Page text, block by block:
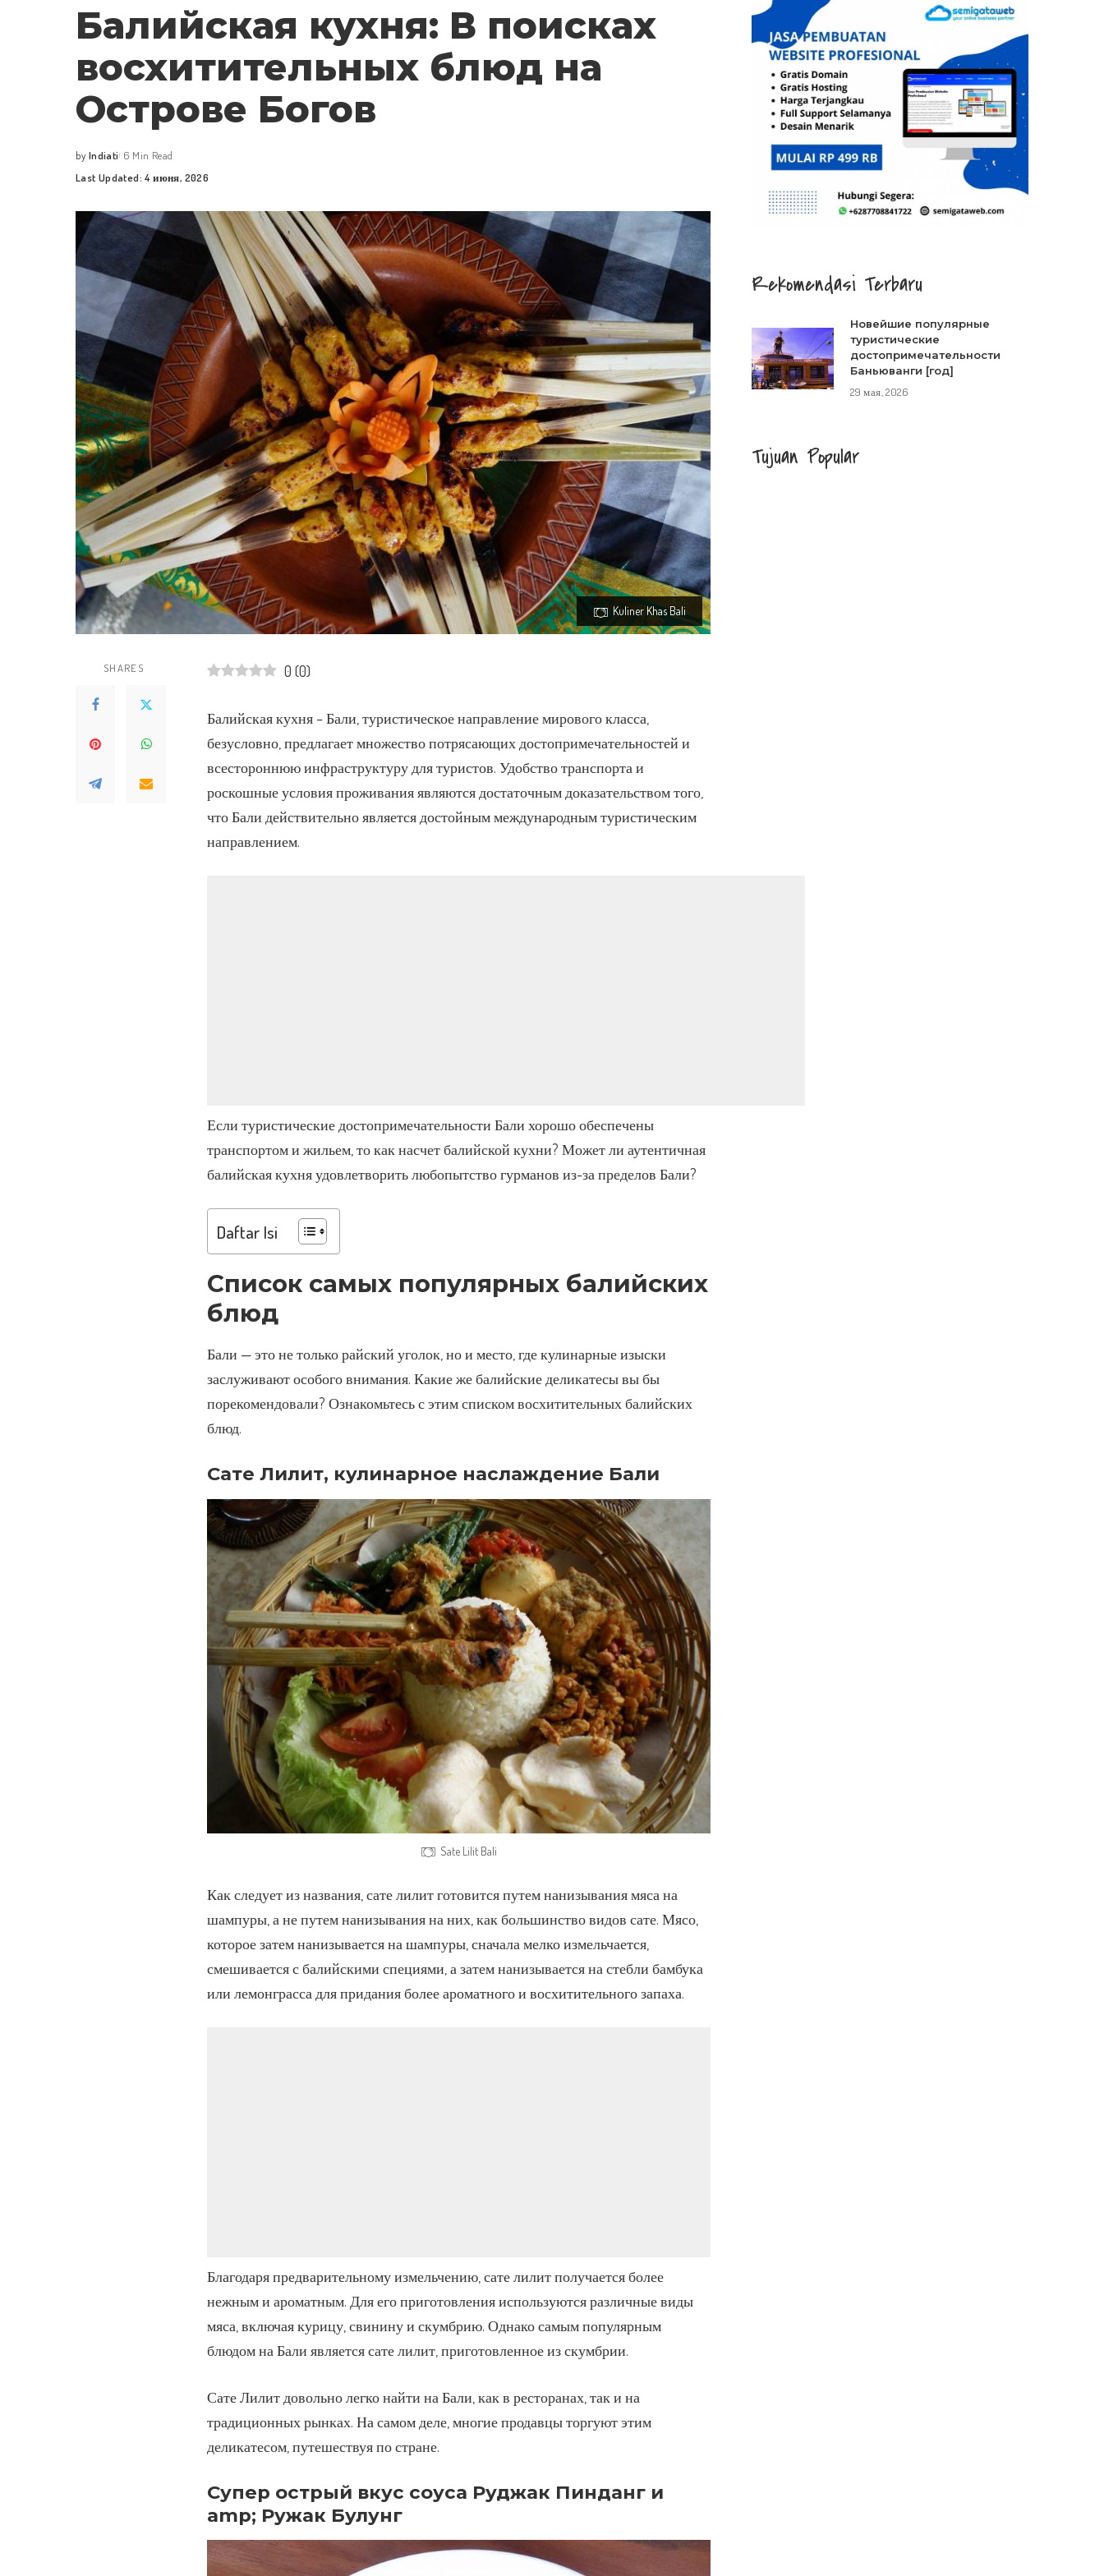
Балийская кухня: В поисках
восхитительных блюд на
Острове Богов
Posted
by
by Indiati 6 Min Read
Last Updated: 4 июня, 2026
Kuliner Khas Bali
SHARES 0 (0)
Балийская кухня – Бали, туристическое направление мирового класса,
безусловно, предлагает множество потрясающих достопримечательностей и
всестороннюю инфраструктуру для туристов. Удобство транспорта и
роскошные условия проживания являются достаточным доказательством того,
что Бали действительно является достойным международным туристическим
направлением.
Если туристические достопримечательности Бали хорошо обеспечены
транспортом и жильем, то как насчет балийской кухни? Может ли аутентичная
балийская кухня удовлетворить любопытство гурманов из-за пределов Бали?
Daftar Isi
Список самых популярных балийских
блюд
Бали — это не только райский уголок, но и место, где кулинарные изыски
заслуживают особого внимания. Какие же балийские деликатесы вы бы
порекомендовали? Ознакомьтесь с этим списком восхитительных балийских
блюд.
Сате Лилит, кулинарное наслаждение Бали
Sate Lilit Bali
Как следует из названия, сате лилит готовится путем нанизывания мяса на
шампуры, а не путем нанизывания на них, как большинство видов сате. Мясо,
которое затем нанизывается на шампуры, сначала мелко измельчается,
смешивается с балийскими специями, а затем нанизывается на стебли бамбука
или лемонграсса для придания более ароматного и восхитительного запаха.
Благодаря предварительному измельчению, сате лилит получается более
нежным и ароматным. Для его приготовления используются различные виды
мяса, включая курицу, свинину и скумбрию. Однако самым популярным
блюдом на Бали является сате лилит, приготовленное из скумбрии.
Сате Лилит довольно легко найти на Бали, как в ресторанах, так и на
традиционных рынках. На самом деле, многие продавцы торгуют этим
деликатесом, путешествуя по стране.
Супер острый вкус соуса Руджак Пинданг и
amp; Ружак Булунг
Rekomendasi Terbaru
Новейшие популярные
туристические
достопримечательности
Баньюванги [год]
29 мая, 2026
Tujuan Popular